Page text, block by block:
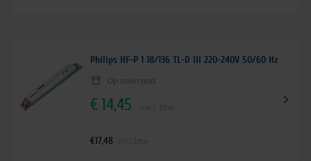
Philips HF-P 1 18/136 TL-D III 220-240V 50/60 Hz
Op voorraad
€14,45
€17,48